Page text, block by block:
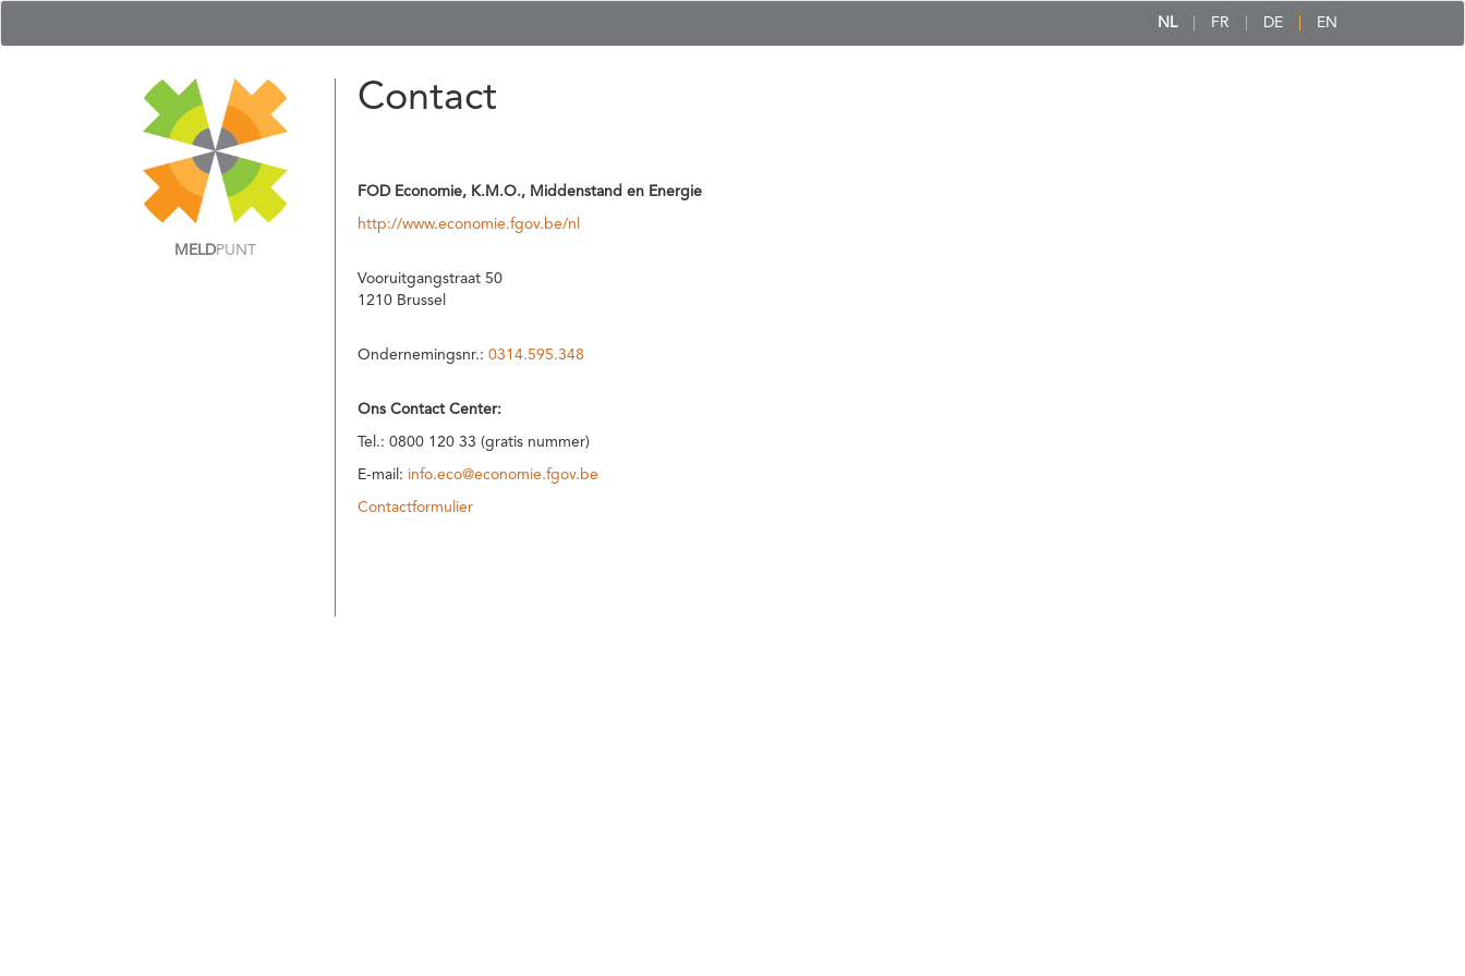
NL FR DE EN
MELDPUNT
Contact
FOD Economie, K.M.O., Middenstand en Energie
http://www.economie.fgov.be/nl
Vooruitgangstraat 50
1210 Brussel
Ondernemingsnr.: 0314.595.348
Ons Contact Center:
Tel.: 0800 120 33 (gratis nummer)
E-mail: info.eco@economie.fgov.be
Contactformulier